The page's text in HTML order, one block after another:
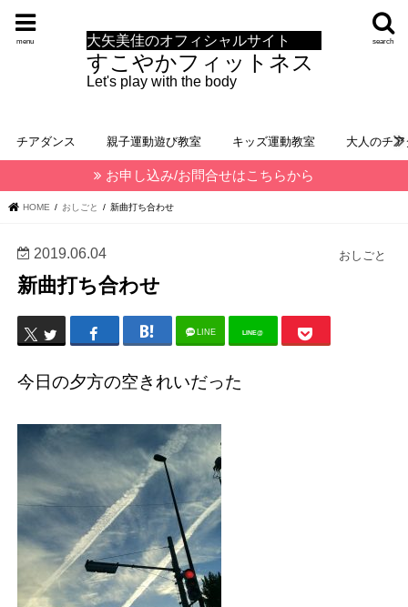
大矢美佳のオフィシャルサイト
すこやかフィットネス
Let's play with the body
search
menu
チアダンス 親子運動遊び教室 キッズ運動教室 大人のチ
お申し込み/お問合せはこちらから
HOME おしごと 新曲打ち合わせ
おしごと
2019.06.04
新曲打ち合わせ
LINE LINE@
今日の夕方の空きれいだった